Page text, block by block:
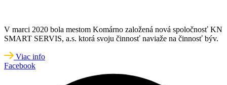
V marci 2020 bola mestom Komárno založená nová spoločnosť KN
SMART SERVIS, a.s. ktorá svoju činnosť naviaže na činnosť býv.
Viac info
Facebook